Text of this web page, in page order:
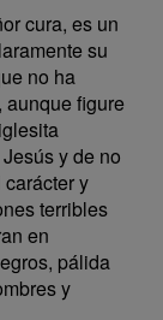
cura, es un
su
no ha
aunque figure
y de no
y
terribles
en
pálida
y